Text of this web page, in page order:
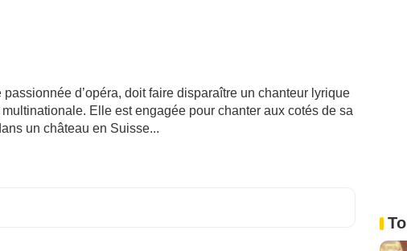
d’opéra, doit faire disparaître un chanteur lyrique
Elle est engagée pour chanter aux cotés de sa
un château en Suisse...